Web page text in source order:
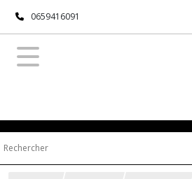
0659416091